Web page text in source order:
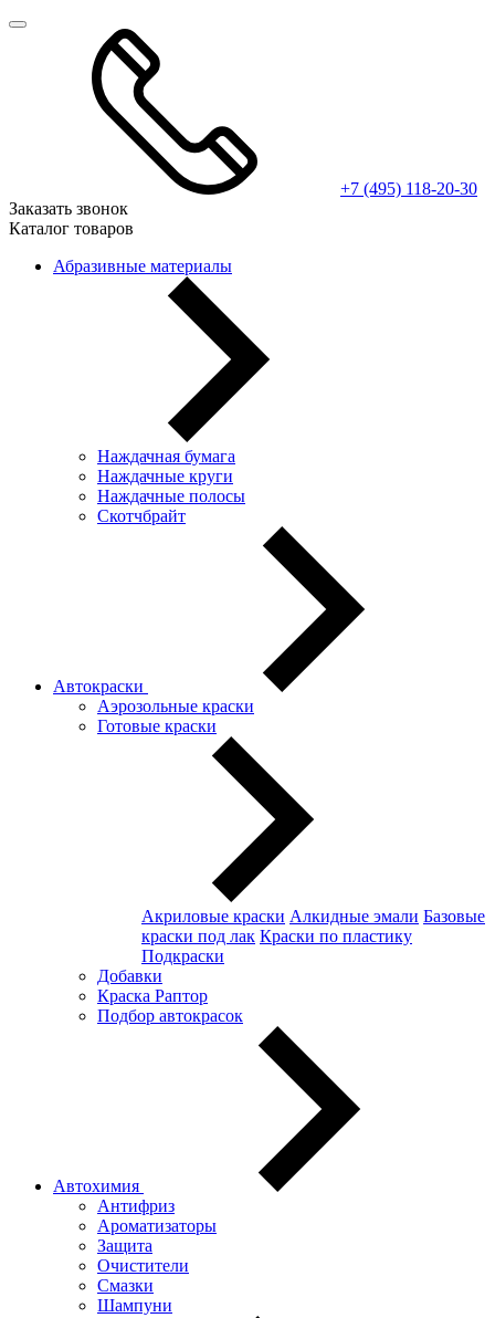
+7 (495) 118-20-30
Заказать звонок
Каталог товаров
Абразивные материалы
Наждачная бумага
Наждачные круги
Наждачные полосы
Скотчбрайт
Автокраски
Аэрозольные краски
Готовые краски
Акриловые краски Алкидные эмали Базовые
краски под лак Краски по пластику
Подкраски
Добавки
Краска Раптор
Подбор автокрасок
Автохимия
Антифриз
Ароматизаторы
Защита
Очистители
Смазки
Шампуни